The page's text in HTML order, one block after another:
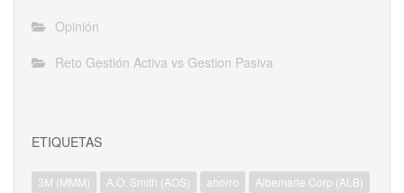
Opinión
Reto Gestión Activa vs Gestion Pasiva
ETIQUETAS
3M (MMM) A.O. Smith (AOS) ahorro
Albemarle Corp (ALB)